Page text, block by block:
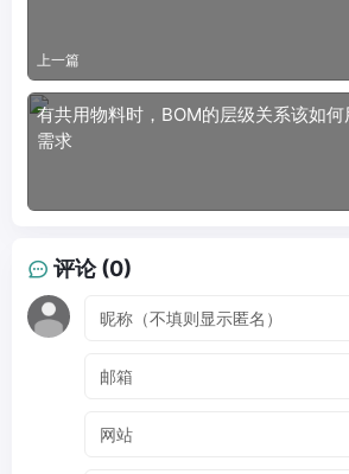
上一篇
有共用物料时，BOM的层级关系该如
需求
评论 (0)